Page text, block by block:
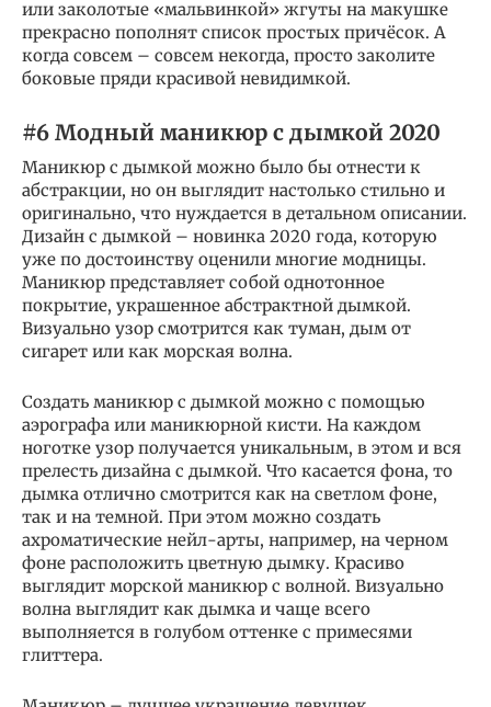
или заколотые «мальвинкой» жгуты на макушке
прекрасно пополнят список простых причёсок. А
когда совсем – совсем некогда, просто заколите
боковые пряди красивой невидимкой.
#6 Модный маникюр с дымкой 2020
Маникюр с дымкой можно было бы отнести к
абстракции, но он выглядит настолько стильно и
оригинально, что нуждается в детальном описании.
Дизайн с дымкой – новинка 2020 года, которую
уже по достоинству оценили многие модницы.
Маникюр представляет собой однотонное
покрытие, украшенное абстрактной дымкой.
Визуально узор смотрится как туман, дым от
сигарет или как морская волна.
Создать маникюр с дымкой можно с помощью
аэрографа или маникюрной кисти. На каждом
ноготке узор получается уникальным, в этом и вся
прелесть дизайна с дымкой. Что касается фона, то
дымка отлично смотрится как на светлом фоне,
так и на темной. При этом можно создать
ахроматические нейл-арты, например, на черном
фоне расположить цветную дымку. Красиво
выглядит морской маникюр с волной. Визуально
волна выглядит как дымка и чаще всего
выполняется в голубом оттенке с примесями
глиттера.